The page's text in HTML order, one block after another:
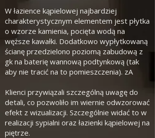
W łazience kąpielowej najbardziej
charakterystycznym elementem jest płytka
o wzorze kamienia, pocięta wodą na
węższe kawałki. Dodatkowo wypłytkowaną
ścianę przedzielono poziomą zabudową z
gk na baterię wannową podtynkową (tak
aby nie tracić na to pomieszczenia). zA
Klienci przywiązali szczególną uwagę do
detali, co pozwoliło im wiernie odwzorować
efekt z wizualizacji. Szczególnie widać to w
realizacji sypialni oraz łazienki kąpielowej na
piętrze.